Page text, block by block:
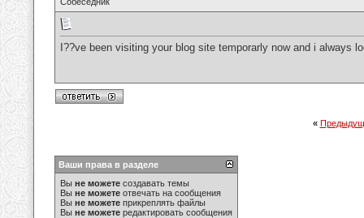
I??ve been visiting your blog site temporarly now and i
«
Ваши права в разделе
Вы не можете создавать темы
Вы не можете отвечать на сообщения
Вы не можете прикреплять файлы
Вы не можете редактировать сообщения